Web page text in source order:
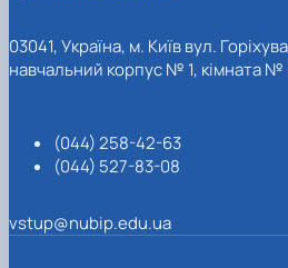
03041, Україна, м. Київ вул.
навчальний корпус № 1, кімната №
(044) 258-42-63
(044) 527-83-08
vstup@nubip.edu.ua